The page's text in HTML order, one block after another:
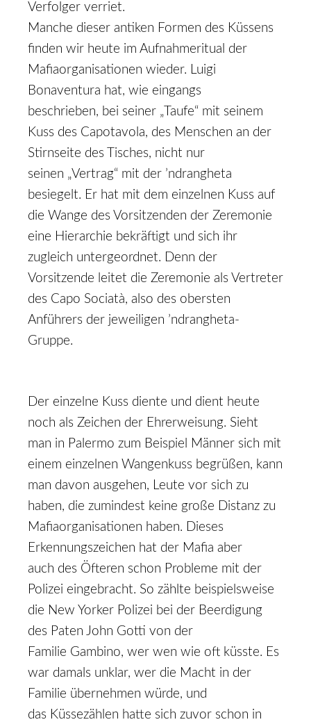
Verfolger verriet.
Manche dieser antiken Formen des Küssens
finden wir heute im Aufnahmeritual der
Mafiaorganisationen wieder. Luigi
Bonaventura hat, wie eingangs
beschrieben, bei seiner „Taufe“ mit seinem
Kuss des Capotavola, des Menschen an der
Stirnseite des Tisches, nicht nur
seinen „Vertrag“ mit der ’ndrangheta
besiegelt. Er hat mit dem einzelnen Kuss auf
die Wange des Vorsitzenden der Zeremonie
eine Hierarchie bekräftigt und sich ihr
zugleich untergeordnet. Denn der
Vorsitzende leitet die Zeremonie als Vertreter
des Capo Sociatà, also des obersten
Anführers der jeweiligen ’ndrangheta­-
Gruppe.
Der einzelne Kuss diente und dient heute
noch als Zeichen der Ehrerweisung. Sieht
man in Palermo zum Beispiel Männer sich mit
einem einzelnen Wangenkuss begrü­ßen, kann
man davon ausgehen, Leute vor sich zu
haben, die zumindest keine große Distanz zu
Mafiaorganisationen haben. Dieses
Erkennungszeichen hat der Mafia aber
auch des Öfteren schon Probleme mit der
Polizei eingebracht. So zählte beispielsweise
die New Yorker Polizei bei der Beerdigung
des Paten John Gotti von der
Familie Gambino, wer wen wie oft küsste. Es
war damals unklar, wer die Macht in der
Familie übernehmen würde, und
das Küssezählen hatte sich zuvor schon in